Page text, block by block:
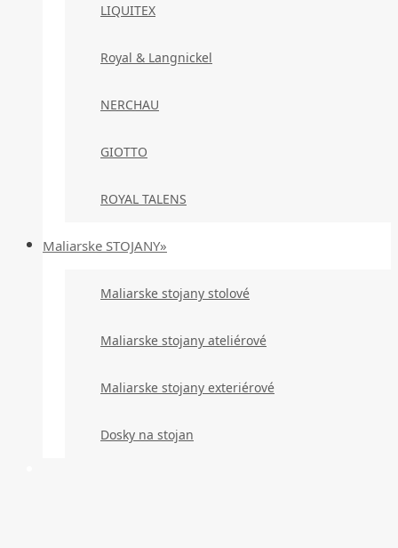
LIQUITEX
Royal & Langnickel
NERCHAU
GIOTTO
ROYAL TALENS
Maliarske STOJANY»
Maliarske stojany stolové
Maliarske stojany ateliérové
Maliarske stojany exteriérové
Dosky na stojan